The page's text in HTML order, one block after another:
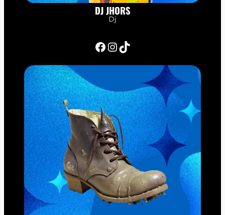
DJ JHORS
Dj
Facebook InstagramTikTok